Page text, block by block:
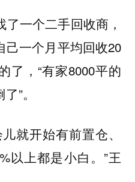
一个二手回收商，
己一个月平均回收20
了，“有家8000平的
”。
就开始有前置仓、
以上都是小白。”王